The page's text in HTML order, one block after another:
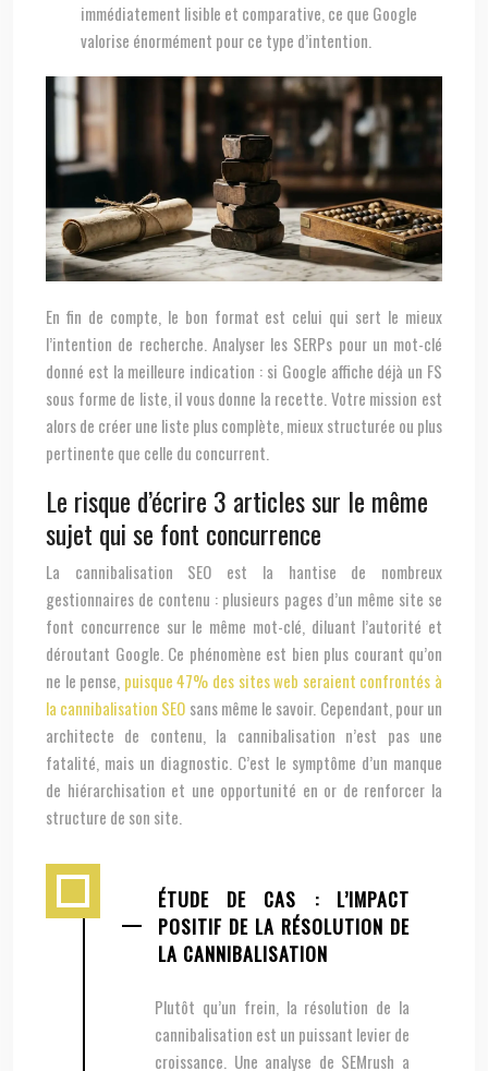
immédiatement lisible et comparative, ce que Google
valorise énormément pour ce type d’intention.
En fin de compte, le bon format est celui qui sert le mieux
l’intention de recherche. Analyser les SERPs pour un mot-clé
donné est la meilleure indication : si Google affiche déjà un FS
sous forme de liste, il vous donne la recette. Votre mission est
alors de créer une liste plus complète, mieux structurée ou plus
pertinente que celle du concurrent.
Le risque d’écrire 3 articles sur le même
sujet qui se font concurrence
La cannibalisation SEO est la hantise de nombreux
gestionnaires de contenu : plusieurs pages d’un même site se
font concurrence sur le même mot-clé, diluant l’autorité et
déroutant Google. Ce phénomène est bien plus courant qu’on
ne le pense, puisque 47% des sites web seraient confrontés à
la cannibalisation SEO sans même le savoir. Cependant, pour un
architecte de contenu, la cannibalisation n’est pas une
fatalité, mais un diagnostic. C’est le symptôme d’un manque
de hiérarchisation et une opportunité en or de renforcer la
structure de son site.
ÉTUDE DE CAS : L’IMPACT
POSITIF DE LA RÉSOLUTION DE
LA CANNIBALISATION
Plutôt qu’un frein, la résolution de la
cannibalisation est un puissant levier de
croissance. Une analyse de SEMrush a